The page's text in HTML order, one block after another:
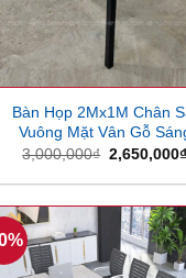
Bàn Họp 2Mx1M Chân
Vuông Mặt Vân Gỗ
3,000,000₫ Giá
là:
2,650,000₫